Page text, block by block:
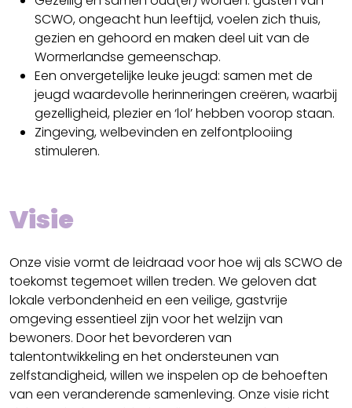
SCWO, ongeacht hun leeftijd, voelen zich thuis,
gezien en gehoord en maken deel uit van de
Wormerlandse gemeenschap.
Een onvergetelijke leuke jeugd: samen met de
jeugd waardevolle herinneringen creëren, waarbij
gezelligheid, plezier en ‘lol’ hebben voorop staan.
Zingeving, welbevinden en zelfontplooiing
stimuleren.
Visie
Onze visie vormt de leidraad voor hoe wij als SCWO de
toekomst tegemoet willen treden. We geloven dat
lokale verbondenheid en een veilige, gastvrije
omgeving essentieel zijn voor het welzijn van
bewoners. Door het bevorderen van
talentontwikkeling en het ondersteunen van
zelfstandigheid, willen we inspelen op de behoeften
van een veranderende samenleving. Onze visie richt